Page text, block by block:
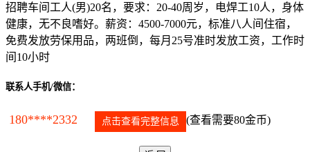
招聘车间工人(男)20名，要求：20-40周岁，电焊工10人，身体
健康，无不良嗜好。薪资：4500-7000元，标准八人间住宿，
免费发放劳保用品，两班倒，每月25号准时发放工资，工作时
间10小时
联系人手机/微信：
180****2332 点击查看完整信息 (查看需要80金币)